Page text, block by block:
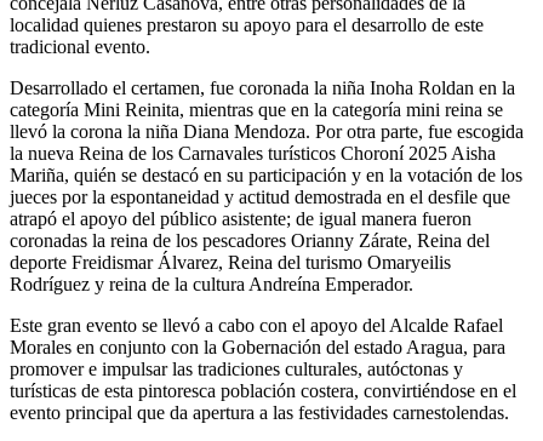
localidad quienes prestaron su apoyo para el desarrollo de este
tradicional evento.
Desarrollado el certamen, fue coronada la niña Inoha Roldan en la
categoría Mini Reinita, mientras que en la categoría mini reina se
llevó la corona la niña Diana Mendoza. Por otra parte, fue escogida
la nueva Reina de los Carnavales turísticos Choroní 2025 Aisha
Mariña, quién se destacó en su participación y en la votación de los
jueces por la espontaneidad y actitud demostrada en el desfile que
atrapó el apoyo del público asistente; de igual manera fueron
coronadas la reina de los pescadores Orianny Zárate, Reina del
deporte Freidismar Álvarez, Reina del turismo Omaryeilis
Rodríguez y reina de la cultura Andreína Emperador.
Este gran evento se llevó a cabo con el apoyo del Alcalde Rafael
Morales en conjunto con la Gobernación del estado Aragua, para
promover e impulsar las tradiciones culturales, autóctonas y
turísticas de esta pintoresca población costera, convirtiéndose en el
evento principal que da apertura a las festividades carnestolendas.